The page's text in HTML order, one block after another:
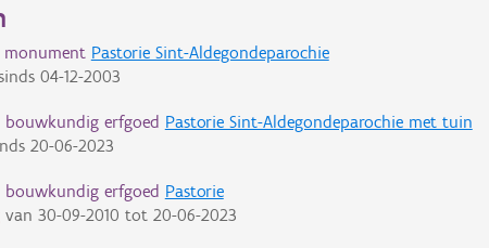
monument Pastorie Sint-Aldegondeparochie
04-12-2003
bouwkundig erfgoed Pastorie Sint-Aldegondeparochie met tuin
20-06-2023
bouwkundig erfgoed Pastorie
van 30-09-2010 tot 20-06-2023